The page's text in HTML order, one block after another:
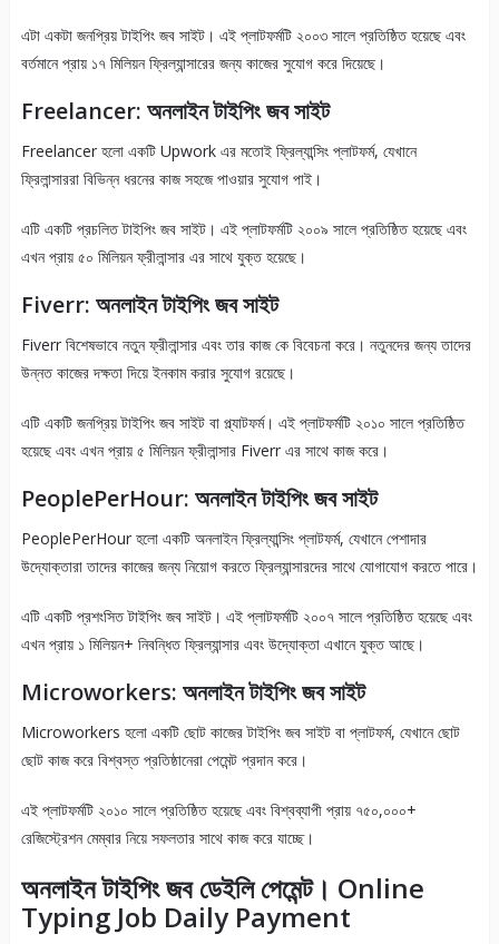
এটা একটা জনপ্রিয় টাইপিং জব সাইট। এই প্লাটফর্মটি ২০০৩ সালে প্রতিষ্ঠিত হয়েছে এবং
বর্তমানে প্রায় ১৭ মিলিয়ন ফ্রিল্যান্সারের জন্য কাজের সুযোগ করে দিয়েছে।
Freelancer: অনলাইন টাইপিং জব সাইট
Freelancer হলো একটি Upwork এর মতোই ফ্রিল্যান্সিং প্লাটফর্ম, যেখানে
ফ্রিলান্সাররা বিভিন্ন ধরনের কাজ সহজে পাওয়ার সুযোগ পাই।
এটি একটি প্রচলিত টাইপিং জব সাইট। এই প্লাটফর্মটি ২০০৯ সালে প্রতিষ্ঠিত হয়েছে এবং
এখন প্রায় ৫০ মিলিয়ন ফ্রীলান্সার এর সাথে যুক্ত হয়েছে।
Fiverr: অনলাইন টাইপিং জব সাইট
Fiverr বিশেষভাবে নতুন ফ্রীলান্সার এবং তার কাজ কে বিবেচনা করে। নতুনদের জন্য তাদের
উন্নত কাজের দক্ষতা দিয়ে ইনকাম করার সুযোগ রয়েছে।
এটি একটি জনপ্রিয় টাইপিং জব সাইট বা প্ল্যাটফর্ম। এই প্লাটফর্মটি ২০১০ সালে প্রতিষ্ঠিত
হয়েছে এবং এখন প্রায় ৫ মিলিয়ন ফ্রীলান্সার Fiverr এর সাথে কাজ করে।
PeoplePerHour: অনলাইন টাইপিং জব সাইট
PeoplePerHour হলো একটি অনলাইন ফ্রিল্যান্সিং প্লাটফর্ম, যেখানে পেশাদার
উদ্যোক্তারা তাদের কাজের জন্য নিয়োগ করতে ফ্রিল্যান্সারদের সাথে যোগাযোগ করতে পারে।
এটি একটি প্রশংসিত টাইপিং জব সাইট। এই প্লাটফর্মটি ২০০৭ সালে প্রতিষ্ঠিত হয়েছে এবং
এখন প্রায় ১ মিলিয়ন+ নিবন্ধিত ফ্রিল্যান্সার এবং উদ্যোক্তা এখানে যুক্ত আছে।
Microworkers: অনলাইন টাইপিং জব সাইট
Microworkers হলো একটি ছোট কাজের টাইপিং জব সাইট বা প্লাটফর্ম, যেখানে ছোট
ছোট কাজ করে বিশ্বস্ত প্রতিষ্ঠানেরা পেমেন্ট প্রদান করে।
এই প্লাটফর্মটি ২০১০ সালে প্রতিষ্ঠিত হয়েছে এবং বিশ্বব্যাপী প্রায় ৭৫০,০০০+
রেজিস্ট্রেশন মেম্বার নিয়ে সফলতার সাথে কাজ করে যাচ্ছে।
অনলাইন টাইপিং জব ডেইলি পেমেন্ট। Online
Typing Job Daily Payment